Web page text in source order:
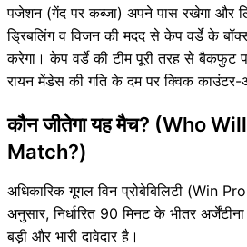
पजेशन (गेंद पर कब्जा) अपने पास रखेगा और
ड्रिबलिंग व विजन की मदद से केप वर्डे के
करेगा। केप वर्डे की टीम पूरी तरह से बैकफुट
रायन मेंडेस की गति के दम पर क्विक काउंटर-
कौन जीतेगा यह मैच? (Who
Match?)
अधिकारिक गूगल विन प्रोबेबिलिटी (Win
अनुसार, निर्धारित 90 मिनट के भीतर
बड़ी और भारी दावेदार है‌।